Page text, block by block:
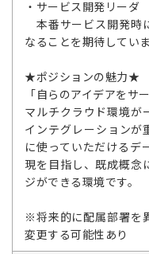
・サービス開発リーダ
本番サービス開発時
なることを期待していま
★ポジションの魅力★
「自らのアイデアをサ
マルチクラウド環境が
インテグレーションが
に使っていただけるデ
現を目指し、既成概念
ジができる環境です。
※将来的に配属部署を
変更する可能性あり